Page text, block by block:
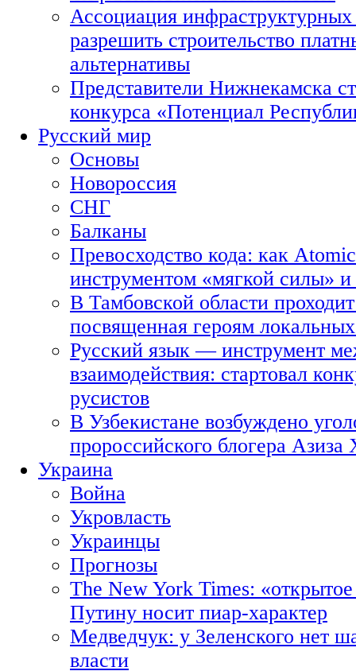
Ассоциация
разрешить строительство
альтернативы
Представители Нижнекамска
конкурса «Потенциал
Русский мир
Основы
Новороссия
СНГ
Балканы
Превосходство кода: как
инструментом «мягкой силы» и
В Тамбовской области
посвященная героям
Русский язык — инструмент
взаимодействия: стартовал
русистов
В Узбекистане возбуждено
пророссийского блогера Азиза
Украина
Война
Укровласть
Украинцы
Прогнозы
The New York Times:
Путину носит пиар-характер
Медведчук: у Зеленского нет
власти